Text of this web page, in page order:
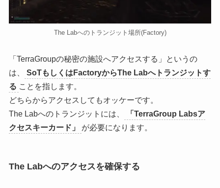
The Labへのトランジット場所(Factory)
「TerraGroupの秘密の施設へアクセスする」というの
は、
SoTもしくはFactoryからThe Labへトランジットす
る ことを指します。
どちらからアクセスしてもオッケーです。
The Labへのトランジットには、
「TerraGroup Labsア
クセスキーカード」
が必要になります。
The Labへのアクセスを確保する